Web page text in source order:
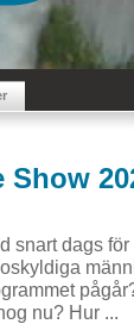
snart dags
nu? Hur ...